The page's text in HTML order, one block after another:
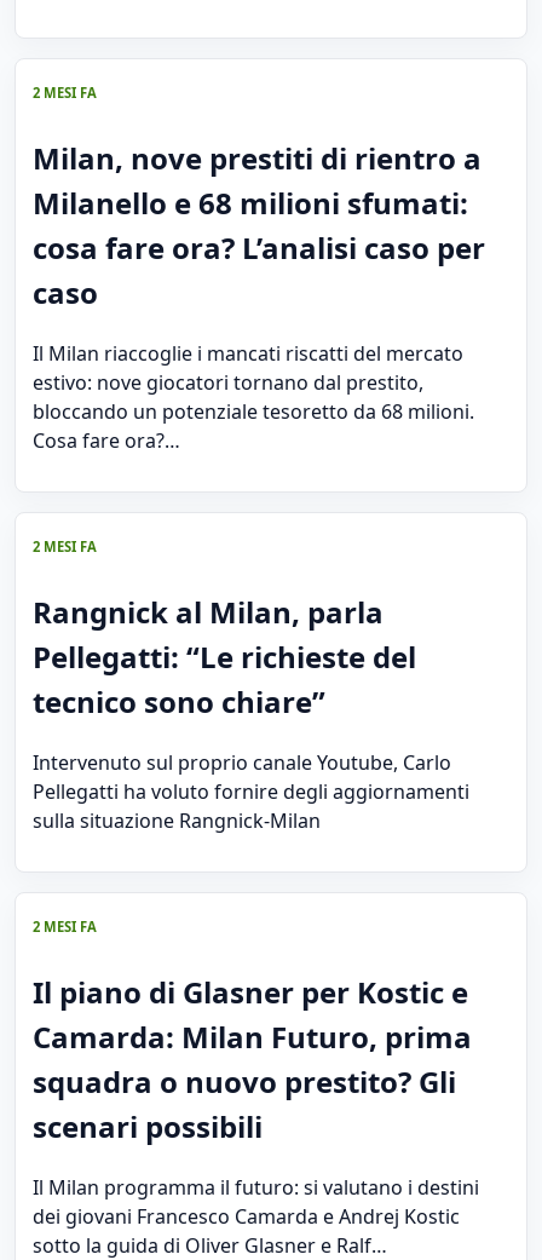
2 MESI FA
Milan, nove prestiti di rientro a
Milanello e 68 milioni sfumati:
cosa fare ora? L’analisi caso per
caso
Il Milan riaccoglie i mancati riscatti del mercato
estivo: nove giocatori tornano dal prestito,
bloccando un potenziale tesoretto da 68 milioni.
Cosa fare ora?…
2 MESI FA
Rangnick al Milan, parla
Pellegatti: “Le richieste del
tecnico sono chiare”
Intervenuto sul proprio canale Youtube, Carlo
Pellegatti ha voluto fornire degli aggiornamenti
sulla situazione Rangnick-Milan
2 MESI FA
Il piano di Glasner per Kostic e
Camarda: Milan Futuro, prima
squadra o nuovo prestito? Gli
scenari possibili
Il Milan programma il futuro: si valutano i destini
dei giovani Francesco Camarda e Andrej Kostic
sotto la guida di Oliver Glasner e Ralf…